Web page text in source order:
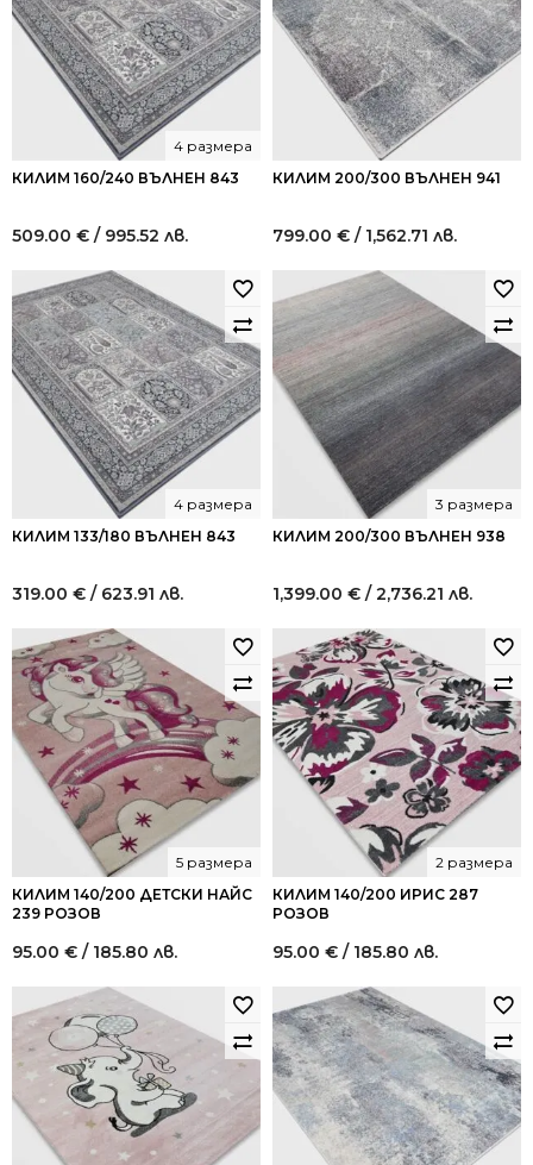
КИЛИМ 160/240 ВЪЛНЕН 843
4 размера
509.00 € / 995.52 лв.
КИЛИМ 200/300 ВЪЛНЕН 941
799.00 € / 1,562.71 лв.
КИЛИМ 133/180 ВЪЛНЕН 843
4 размера
319.00 € / 623.91 лв.
КИЛИМ 200/300 ВЪЛНЕН 938
3 размера
1,399.00 € / 2,736.21 лв.
КИЛИМ 140/200 ДЕТСКИ НАЙС
239 РОЗОВ
5 размера
95.00 € / 185.80 лв.
КИЛИМ 140/200 ИРИС 287
РОЗОВ
2 размера
95.00 € / 185.80 лв.